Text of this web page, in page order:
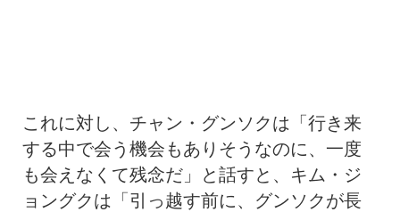
これに対し、チャン・グンソクは「行き来
する中で会う機会もありそうなのに、一度
も会えなくて残念だ」と話すと、キム・ジ
ョングクは「引っ越す前に、グンソクが長